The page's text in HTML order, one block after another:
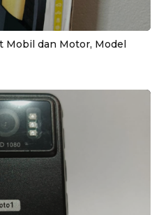
Mobil dan Motor, Model